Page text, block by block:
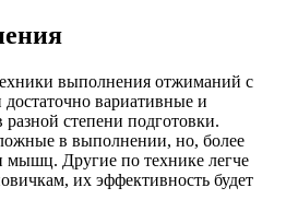
выполнения отжиманий с
вариативные и
разной степени подготовки.
в выполнении, но, более
мышц. Другие по технике легче
их эффективность будет